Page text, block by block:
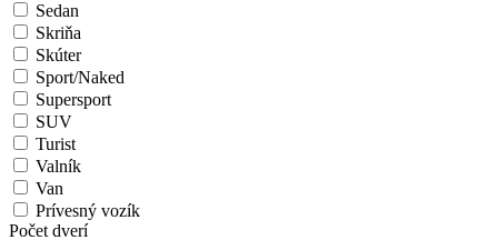
Sedan
Skriňa
Skúter
Sport/Naked
Supersport
SUV
Turist
Valník
Van
Prívesný vozík
Počet dverí